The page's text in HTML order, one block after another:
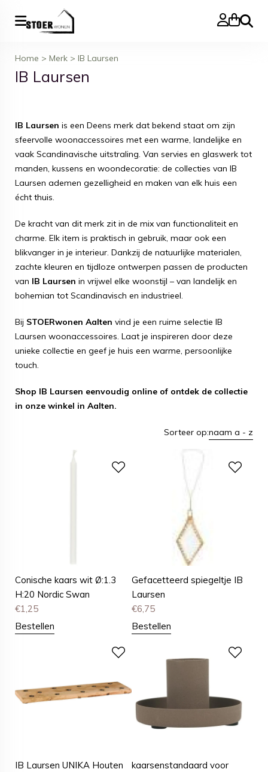
Zoeken
Home > Merk > IB Laursen
IB Laursen
IB Laursen is een Deens merk dat bekend staat om zijn
sfeervolle woonaccessoires met een warme, landelijke en
vaak Scandinavische uitstraling. Van servies en glaswerk tot
manden, kussens en woondecoratie: de collecties van IB
Laursen ademen gezelligheid en maken van elk huis een
écht thuis.
De kracht van dit merk zit in de mix van functionaliteit en
charme. Elk item is praktisch in gebruik, maar ook een
blikvanger in je interieur. Dankzij de natuurlijke materialen,
zachte kleuren en tijdloze ontwerpen passen de producten
van IB Laursen in vrijwel elke woonstijl – van landelijk en
bohemian tot Scandinavisch en industrieel.
Bij STOERwonen Aalten vind je een ruime selectie IB
Laursen woonaccessoires. Laat je inspireren door deze
unieke collectie en geef je huis een warme, persoonlijke
touch.
Shop IB Laursen eenvoudig online of ontdek de collectie
in onze winkel in Aalten.
Sorteer op:naam a - z
Conische kaars wit Ø:1.3
H:20 Nordic Swan
€1,25
Bestellen
Gefacetteerd spiegeltje IB
Laursen
€6,75
Bestellen
IB Laursen UNIKA Houten
kaarsenstandaard voor